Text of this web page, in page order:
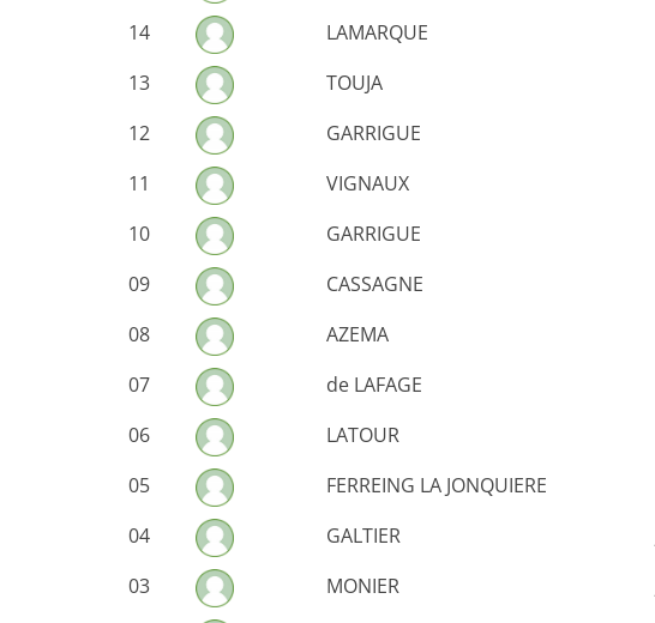
14
LAMARQUE
13
TOUJA
12
GARRIGUE
11
VIGNAUX
10
GARRIGUE
09
CASSAGNE
08
AZEMA
07
de LAFAGE
06
LATOUR
05
FERREING LA JONQUIERE
04
GALTIER
03
MONIER